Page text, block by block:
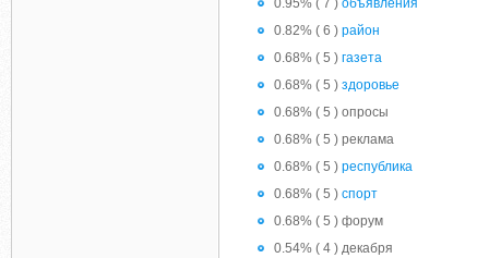
0.95% ( 7 ) объявления
0.82% ( 6 ) район
0.68% ( 5 ) газета
0.68% ( 5 ) здоровье
0.68% ( 5 ) опросы
0.68% ( 5 ) реклама
0.68% ( 5 ) республика
0.68% ( 5 ) спорт
0.68% ( 5 ) форум
0.54% ( 4 ) декабря